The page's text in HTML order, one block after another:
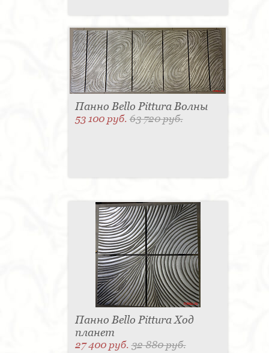
Панно Bello Pittura Волны
53 100 руб.63 720 руб.
Панно Bello Pittura Ход
планет
27 400 руб.32 880 руб.